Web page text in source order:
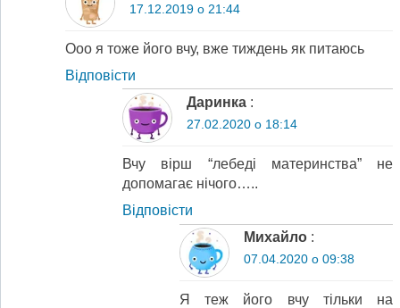
17.12.2019 о 21:44
Ооо я тоже його вчу, вже тиждень як питаюсь
Відповіcти
Даринка :
27.02.2020 о 18:14
Вчу вірш “лебеді материнства” не
допомагає нічого…..
Відповіcти
Михайло :
07.04.2020 о 09:38
Я теж його вчу тільки на